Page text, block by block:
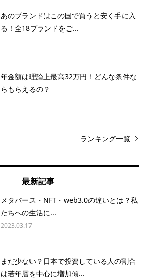
あのブランドはこの国で買うと安く手に入
る！全18ブランドをご...
年金額は理論上最高32万円！どんな条件な
らもらえるの？
ランキング一覧
最新記事
メタバース・NFT・web3.0の違いとは？私
たちへの生活に...
2023.03.17
まだ少ない？日本で投資している人の割合
は若年層を中心に増加傾...